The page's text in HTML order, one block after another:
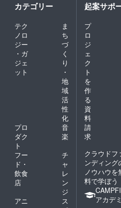
カテゴリー
テク
ノロ
ジー
・ガ
ジェ
ット
ま
ち
づ
く
り
・
地
域
活
性
化
プロ
ダク
ト
音
楽
フー
ド・
飲食
店
チ
ャ
レ
ン
ジ
アニ
ス
起案サポ
プ
ロ
ジ
ェ
ク
ト
を
作
る
資
料
請
求
クラウドフ
ンディング
ノウハウを
料で学ぼう
アカデ